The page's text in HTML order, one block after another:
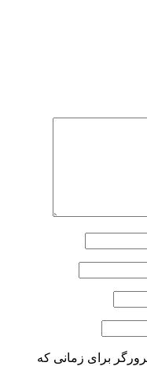
برای زمانی که